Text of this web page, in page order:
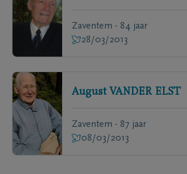
Zaventem - 84 jaar
28/03/2013
August VANDER ELST
Zaventem - 87 jaar
08/03/2013